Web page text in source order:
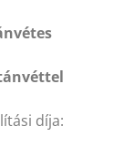
díja: